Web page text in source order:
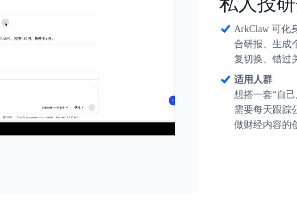
ArkClaw 可化
合研报、生成
复切换、错过
适用人群
想搭一套“自
需要每天跟踪
做财经内容的